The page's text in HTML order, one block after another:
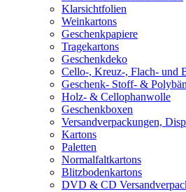
Klarsichtfolien
Weinkartons
Geschenkpapiere
Tragekartons
Geschenkdeko
Cello-, Kreuz-, Flach- und
Geschenk- Stoff- &
Holz- & Cellophanwolle
Geschenkboxen
Versandverpackungen,
Kartons
Paletten
Normalfaltkartons
Blitzbodenkartons
DVD & CD